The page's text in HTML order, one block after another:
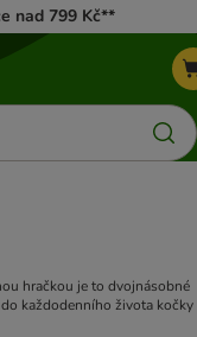
nad 799 Kč**
hračkou je to dvojnásobné
každodenního života kočky